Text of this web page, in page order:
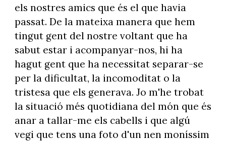
els nostres amics que és el que havia
passat. De la mateixa manera que hem
tingut gent del nostre voltant que ha
sabut estar i acompanyar-nos, hi ha
hagut gent que ha necessitat separar-se
per la dificultat, la incomoditat o la
tristesa que els generava. Jo m'he trobat
la situació més quotidiana del món que és
anar a tallar-me els cabells i que algú
vegi que tens una foto d'un nen moníssim